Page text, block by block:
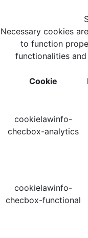
Necessary cookies
to function
functionalities
Cookie
cookielawinfo-
checbox-analytics
cookielawinfo-
checbox-functional